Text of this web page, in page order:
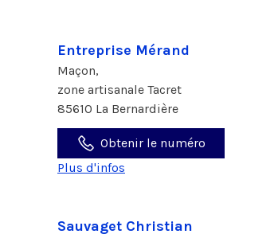
Entreprise Mérand
Maçon,
zone artisanale Tacret
85610 La Bernardière
Obtenir le numéro
Plus d'infos
Sauvaget Christian